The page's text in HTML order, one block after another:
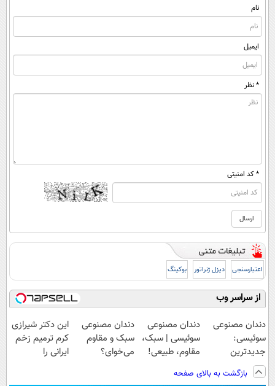
نام
ایمیل
* نظر
* کد امنیتی
اعتبارسنجی دیزل ژنراتور بوکینگ
از سراسر وب
دندان مصنوعی
سوئیسی:
جدیدترین
فناوری اروپا،
سبک و مقاوم |
دندان مصنوعی
سوئیسی | سبک،
مقاوم، طبیعی!
رایگان+پرداخت
دندان مصنوعی
سبک و مقاوم
می‌خوای؟
این دکتر شیرازی
کرم ترمیم زخم
ایرانی را
بازگشت به بالای صفحه